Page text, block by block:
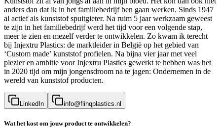
anders dan dat ik in het familiebedrijf ben gaan werken. Sinds 1947
al actief als kunststof spuitgieter. Na ruim 5 jaar werkzaam geweest
te zijn in het familiebedrijf werd het tijd voor een volgende stap,
meer te zien en mezelf verder te ontwikkelen. Zo kwam ik terecht
bij Injextru Plastics: de marktleider in België op het gebied van
‘Custom made’ kunststof profielen. Na bijna vier jaar met veel
plezier en ambitie voor Injextru Plastics gewerkt te hebben was het
in 2020 tijd om mijn jongensdroom na te jagen: Ondernemen in de
wereld van kunststof producten.
LinkedIn info@flinqplastics.nl
Wat het kost om jouw product te ontwikkelen?